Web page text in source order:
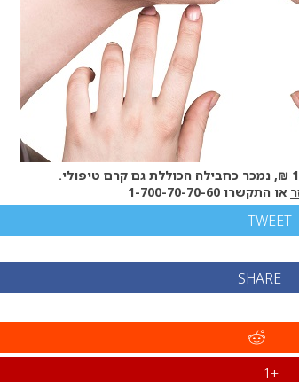
או התקשרו 1-700-70-70-60
TWEET
SHARE
+1